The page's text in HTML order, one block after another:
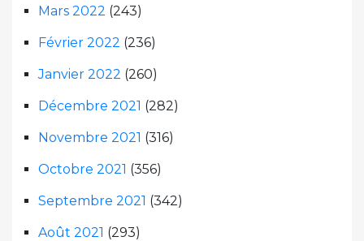
Mars 2022 (243)
Février 2022 (236)
Janvier 2022 (260)
Décembre 2021 (282)
Novembre 2021 (316)
Octobre 2021 (356)
Septembre 2021 (342)
Août 2021 (293)